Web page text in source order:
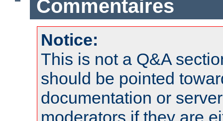
Commentaires
Notice:
This is not a Q&A
should be pointed
documentation or
moderators if they are